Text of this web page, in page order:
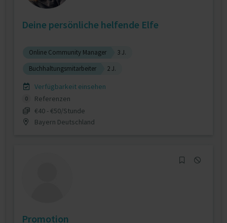
Deine persönliche helfende Elfe
Online Community Manager
3 J.
Buchhaltungsmitarbeiter
2 J.
Verfügbarkeit einsehen
0
Referenzen
€40 - €50/Stunde
Bayern Deutschland
Promotion